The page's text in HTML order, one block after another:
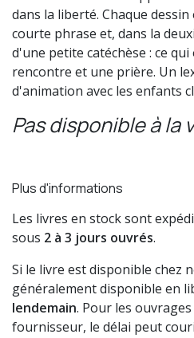
dans la liberté. Chaque
courte phrase et, dans la
d'une petite catéchèse : ce
rencontre et une prière. Un
d'animation avec les enfants
Pas disponible à la
Plus d'informations
Les livres en stock sont
sous 2 à 3 jours ouvrés.
Si le livre est disponible chez
généralement disponible en
lendemain. Pour les
fournisseur, le délai peut